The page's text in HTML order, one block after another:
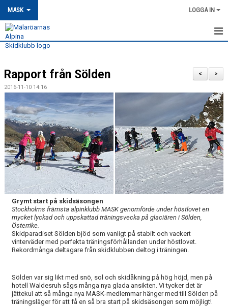
MASK LOGGA IN
MASK-NYHETER
OM MASK
MEDLEMSSKAP
KONTAKT
TRÄNING
TÄVLING
MASK KALENDER
BILDGALLERI
SPONSORER & PARTNERS
KLUBBKLÄDER
MATILDA RAPAPORT MINNESFOND
>
<
Rapport från Sölden
2016-11-10 14:16
Grymt start på skidsäsongen
Stockholms främsta alpinklubb MASK genomförde under höstlovet en
mycket lyckad och uppskattad träningsvecka på glaciären i Sölden,
Österrike.
Skidparadiset Sölden bjöd som vanligt på stabilt och vackert
vinterväder med perfekta träningsförhållanden under höstlovet.
Rekordmånga deltagare från skidklubben deltog i träningen.
Sölden var sig likt med snö, sol och skidåkning på hög höjd, men på
hotell Waldesruh sågs många nya glada ansikten. Vi tycker det är
jättekul att så många nya MASK-medlemmar hänger med till Sölden på
träningsläger för att få en så bra start på skidsäsongen som möjligt!